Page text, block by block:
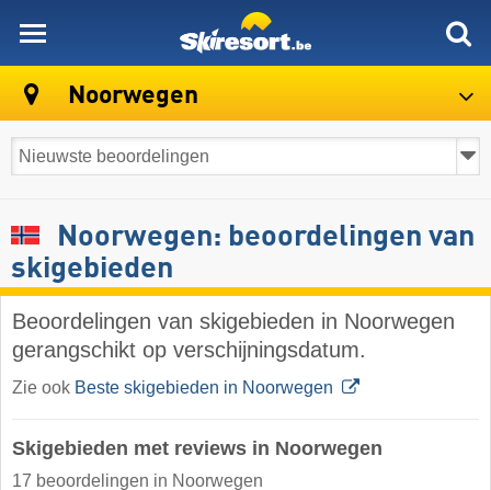
Noorwegen
Noorwegen: beoordelingen van
skigebieden
Beoordelingen van skigebieden in Noorwegen
gerangschikt op verschijningsdatum.
Zie ook Beste skigebieden in Noorwegen
Skigebieden met reviews in Noorwegen
17 beoordelingen in Noorwegen